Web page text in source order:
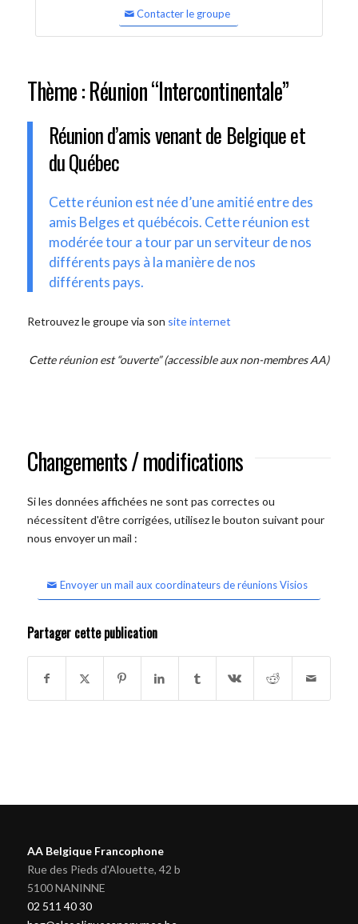
Contacter le groupe
Thème : Réunion “Intercontinentale”
Réunion d’amis venant de Belgique et
du Québec
Cette réunion est née d’une amitié entre des
amis Belges et québécois. Cette réunion est
modérée tour a tour par un serviteur de nos
différents pays à la manière de nos
différents pays.
Retrouvez le groupe via son site internet
Cette réunion est “ouverte” (accessible aux non-membres AA)
Changements / modifications
Si les données affichées ne sont pas correctes ou
nécessitent d'être corrigées, utilisez le bouton suivant pour
nous envoyer un mail :
Envoyer un mail aux coordinateurs de réunions Visios
Partager cette publication
AA Belgique Francophone
Rue des Pieds d'Alouette, 42 b
5100 NANINNE
02 511 40 30